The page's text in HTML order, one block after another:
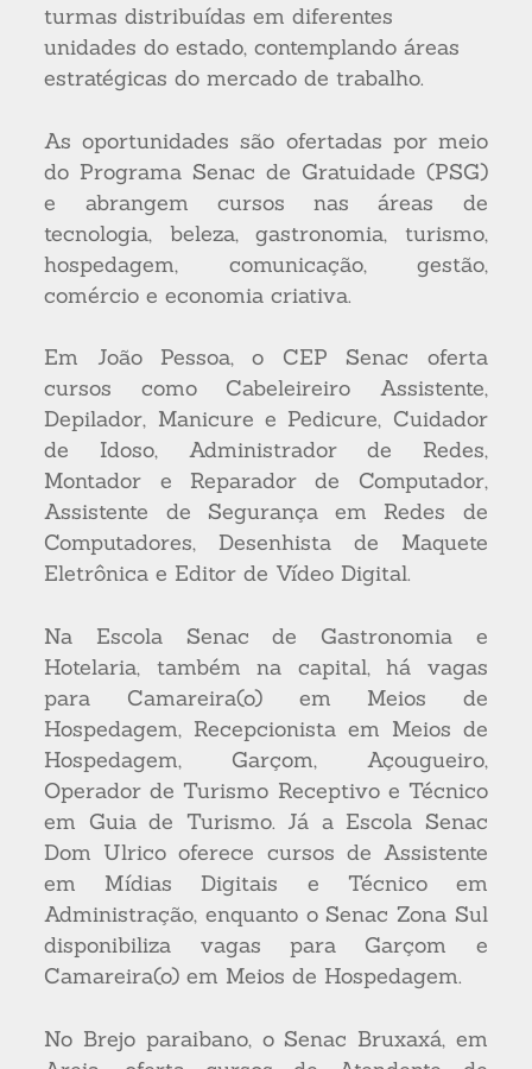
turmas distribuídas em diferentes
unidades do estado, contemplando áreas
estratégicas do mercado de trabalho.
As oportunidades são ofertadas por meio
do Programa Senac de Gratuidade (PSG)
e abrangem cursos nas áreas de
tecnologia, beleza, gastronomia, turismo,
hospedagem, comunicação, gestão,
comércio e economia criativa.
Em João Pessoa, o CEP Senac oferta
cursos como Cabeleireiro Assistente,
Depilador, Manicure e Pedicure, Cuidador
de Idoso, Administrador de Redes,
Montador e Reparador de Computador,
Assistente de Segurança em Redes de
Computadores, Desenhista de Maquete
Eletrônica e Editor de Vídeo Digital.
Na Escola Senac de Gastronomia e
Hotelaria, também na capital, há vagas
para Camareira(o) em Meios de
Hospedagem, Recepcionista em Meios de
Hospedagem, Garçom, Açougueiro,
Operador de Turismo Receptivo e Técnico
em Guia de Turismo. Já a Escola Senac
Dom Ulrico oferece cursos de Assistente
em Mídias Digitais e Técnico em
Administração, enquanto o Senac Zona Sul
disponibiliza vagas para Garçom e
Camareira(o) em Meios de Hospedagem.
No Brejo paraibano, o Senac Bruxaxá, em